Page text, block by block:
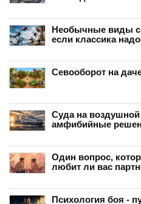
Необычные виды
если классика
Севооборот на
Суда на
амфибийные
Один вопрос,
любит ли вас
Психология боя -